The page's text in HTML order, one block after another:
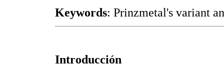
Keywords: Prinzmetal's variant
Introducción